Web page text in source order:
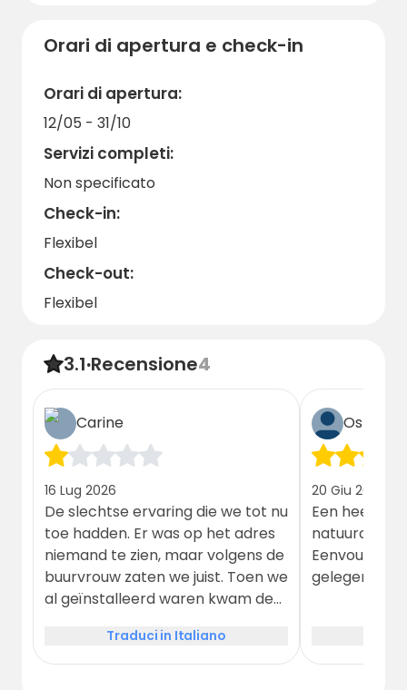
Consultate il sito web del campeggio o
chiedete in loco per le visite guidate.
Un caloroso benvenuto a Dove scorre il
fiume selvaggio!
Orari di apertura e check-in
Orari di apertura:
12/05 - 31/10
Servizi completi:
Non specificato
Check-in:
Flexibel
Check-out:
Flexibel
3.1·Recensione4
Carine
16 Lug 2026
De slechtse ervaring die we tot nu
toe hadden. Er was op het adres
niemand te zien, maar volgens de
buurvrouw zaten we juist. Toen we
al geïnstalleerd waren kwam de
ons op bijzonder onvriendelijk
wijze wegjoeg. We moesten naar
Traduci in Italiano
Ospite
20 Giu 2026
Een heerlijk
Eenvoudig,
gelegen.